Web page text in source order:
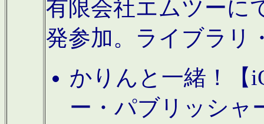
有限会社エムツーに
発参加。ライブラリ
かりんと一緒！【
ー・パブリッシャ